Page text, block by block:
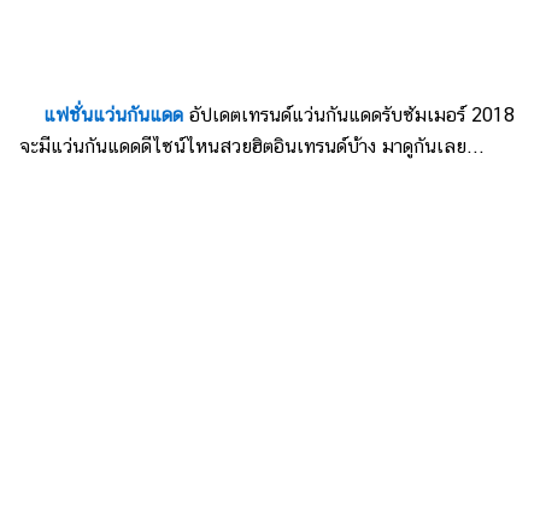
แฟชั่นแว่นกันแดด อัปเดตเทรนด์แว่นกันแดดรับซัมเมอร์ 2018
จะมีแว่นกันแดดดีไซน์ไหนสวยฮิตอินเทรนด์บ้าง มาดูกันเลย...